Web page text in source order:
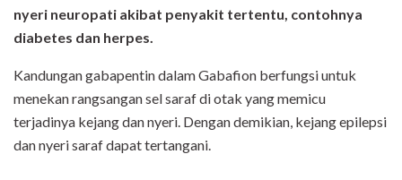
nyeri neuropati akibat penyakit tertentu, contohnya
diabetes dan herpes.
Kandungan gabapentin dalam Gabafion berfungsi untuk
menekan rangsangan sel saraf di otak yang memicu
terjadinya kejang dan nyeri. Dengan demikian, kejang epilepsi
dan nyeri saraf dapat tertangani.